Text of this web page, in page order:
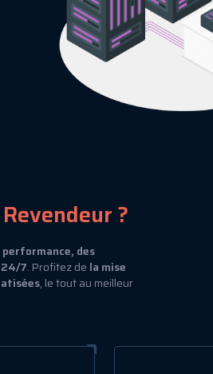
?
des
24/7. Profitez de la mise
, le tout au meilleur